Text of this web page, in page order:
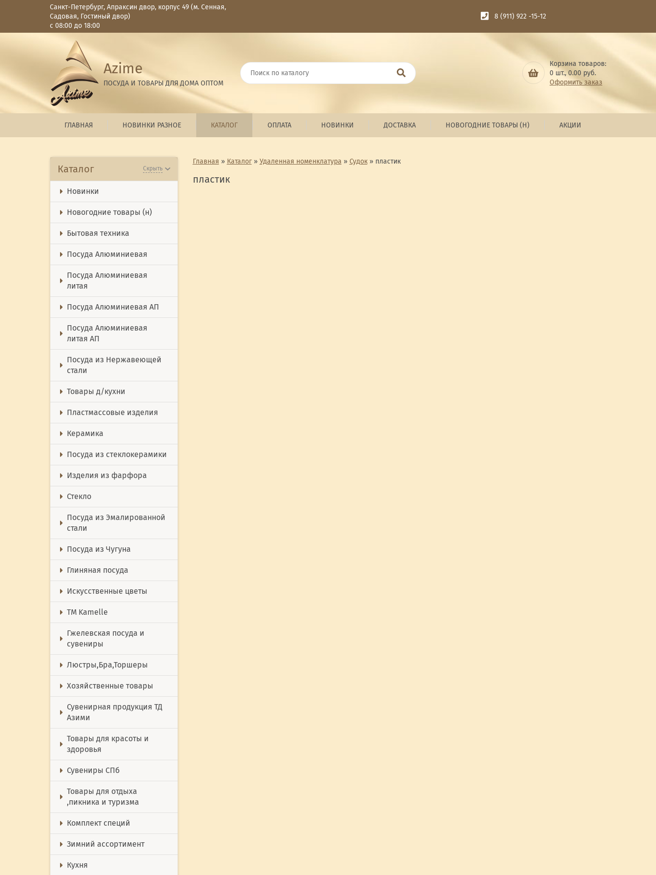
Санкт-Петербург, Апраксин двор, корпус 49 (м. Сенная,
Садовая, Гостиный двор)
с 08:00 до 18:00
8 (911) 922 -15-12
Azime
ПОСУДА И ТОВАРЫ ДЛЯ ДОМА ОПТОМ
Корзина товаров:
0 шт.,0.00 руб.
Оформить заказ
ГЛАВНАЯ НОВИНКИ РАЗНОЕ КАТАЛОГ ОПЛАТА НОВИНКИ ДОСТАВКА НОВОГОДНИЕ ТОВАРЫ (Н) АКЦИИ
Каталог Скрыть
Новинки
Новогодние товары (н)
Бытовая техника
Посуда Алюминиевая
Посуда Алюминиевая
литая
Посуда Алюминиевая АП
Посуда Алюминиевая
литая АП
Посуда из Нержавеющей
стали
Товары д/кухни
Пластмассовые изделия
Керамика
Посуда из стеклокерамики
Изделия из фарфора
Стекло
Посуда из Эмалированной
стали
Посуда из Чугуна
Глиняная посуда
Искусственные цветы
ТМ Kamelle
Гжелевская посуда и
сувениры
Люстры,Бра,Торшеры
Хозяйственные товары
Сувенирная продукция ТД
Азими
Товары для красоты и
здоровья
Сувениры СПб
Товары для отдыха
,пикника и туризма
Комплект специй
Зимний ассортимент
Кухня
Главная » Каталог» Удаленная номенклатура » Судок» пластик
пластик